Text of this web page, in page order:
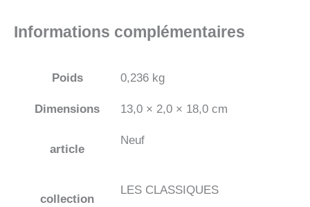
Informations complémentaires
Poids 0,236 kg
Dimensions 13,0 × 2,0 × 18,0 cm
article
Neuf
collection
LES CLASSIQUES